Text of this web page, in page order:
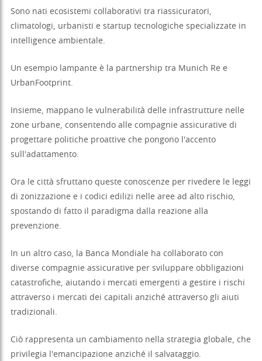
Sono nati ecosistemi collaborativi tra riassicuratori,
climatologi, urbanisti e startup tecnologiche specializzate in
intelligence ambientale.
Un esempio lampante è la partnership tra Munich Re e
UrbanFootprint.
Insieme, mappano le vulnerabilità delle infrastrutture nelle
zone urbane, consentendo alle compagnie assicurative di
progettare politiche proattive che pongono l'accento
sull'adattamento.
Ora le città sfruttano queste conoscenze per rivedere le leggi
di zonizzazione e i codici edilizi nelle aree ad alto rischio,
spostando di fatto il paradigma dalla reazione alla
prevenzione.
In un altro caso, la Banca Mondiale ha collaborato con
diverse compagnie assicurative per sviluppare obbligazioni
catastrofiche, aiutando i mercati emergenti a gestire i rischi
attraverso i mercati dei capitali anziché attraverso gli aiuti
tradizionali.
Ciò rappresenta un cambiamento nella strategia globale, che
privilegia l'emancipazione anziché il salvataggio.